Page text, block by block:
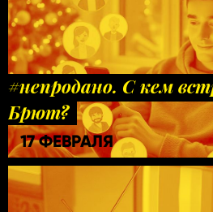
#непродано. С кем
Брют?
17 ФЕВРАЛЯ